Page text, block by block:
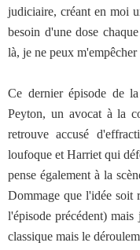
judiciaire, créant en moi
besoin d'une dose
là, je ne peux
Ce dernier épisode de
Peyton, un avocat à la
retrouve accusé
loufoque et Harriet qui
pense également à la
Dommage que l'idée soit
l'épisode précédent)
classique mais le